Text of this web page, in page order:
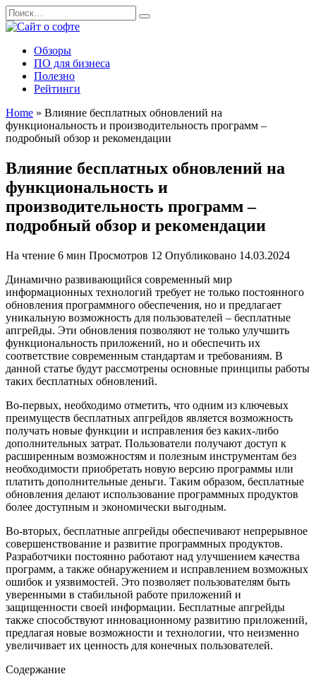
Перейти
к
содержанию
Search
for:
Обзоры
ПО для бизнеса
Полезно
Рейтинги
Home » Влияние бесплатных обновлений на
функциональность и производительность программ –
подробный обзор и рекомендации
Влияние бесплатных обновлений на
функциональность и
производительность программ –
подробный обзор и рекомендации
На чтение 6 мин Просмотров 12 Опубликовано 14.03.2024
Динамично развивающийся современный мир
информационных технологий требует не только постоянного
обновления программного обеспечения, но и предлагает
уникальную возможность для пользователей – бесплатные
апгрейды. Эти обновления позволяют не только улучшить
функциональность приложений, но и обеспечить их
соответствие современным стандартам и требованиям. В
данной статье будут рассмотрены основные принципы работы
таких бесплатных обновлений.
Во-первых, необходимо отметить, что одним из ключевых
преимуществ бесплатных апгрейдов является возможность
получать новые функции и исправления без каких-либо
дополнительных затрат. Пользователи получают доступ к
расширенным возможностям и полезным инструментам без
необходимости приобретать новую версию программы или
платить дополнительные деньги. Таким образом, бесплатные
обновления делают использование программных продуктов
более доступным и экономически выгодным.
Во-вторых, бесплатные апгрейды обеспечивают непрерывное
совершенствование и развитие программных продуктов.
Разработчики постоянно работают над улучшением качества
программ, а также обнаружением и исправлением возможных
ошибок и уязвимостей. Это позволяет пользователям быть
уверенными в стабильной работе приложений и
защищенности своей информации. Бесплатные апгрейды
также способствуют инновационному развитию приложений,
предлагая новые возможности и технологии, что неизменно
увеличивает их ценность для конечных пользователей.
Содержание